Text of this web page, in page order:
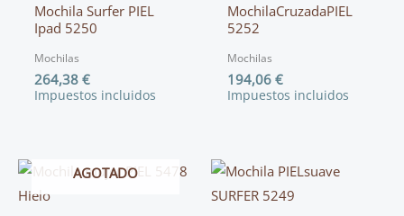
Mochila Surfer PIEL
Ipad 5250
Mochilas
264,38 €
Impuestos incluidos
MochilaCruzadaPIEL
5252
Mochilas
194,06 €
Impuestos incluidos
AGOTADO